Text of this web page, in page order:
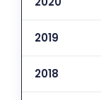
2019
2018